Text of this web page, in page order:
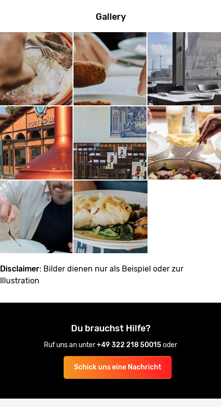
Gallery
Disclaimer: Bilder dienen nur als Beispiel oder zur
Illustration
Du brauchst Hilfe?
Ruf uns an unter+49 322 218 50015oder
Schick uns eine Nachricht